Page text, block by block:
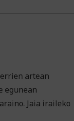
artean
egunean
Jaia iraileko